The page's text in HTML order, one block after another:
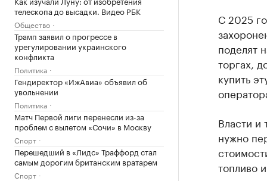
телескопа до высадки. Видео РБК
Общество
Трамп заявил о прогрессе в
урегулировании украинского
конфликта
Политика
Гендиректор «ИжАвиа» объявил об
увольнении
Политика
Матч Первой лиги перенесли из-за
проблем с вылетом «Сочи» в Москву
Спорт
Перешедший в «Лидс» Траффорд стал
самым дорогим британским вратарем
Спорт
С 2025
поделят
торгах,
купить
Власти и
нужно
топливо